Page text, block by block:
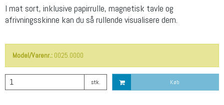
I mat sort, inklusive papirrulle, magnetisk tavle og
afrivningsskinne kan du så rullende visualisere dem.
Model/Varenr.: 0025.0000
stk. Køb